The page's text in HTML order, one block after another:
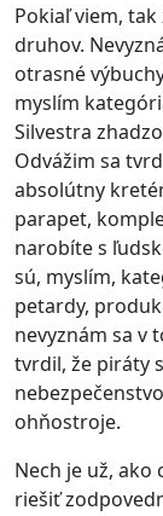
Pokiaľ viem,
druhov.
otrasné
myslím
Silvestra
Odvážim sa
absolútny
parapet,
narobíte s
sú, myslím,
petardy,
nevyznám sa v
tvrdil, že piráty
ohňostroje.
Nech je už, ako
riešiť